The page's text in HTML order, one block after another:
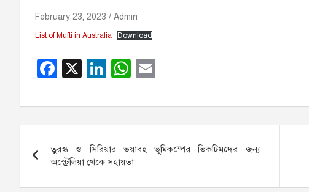
February 23, 2023 Admin
List of Mufti in Australia Download
F
c
b
o
o
X
Li
k
dI
n
W
at
A
p
p
ail
navigation
তুরস্ক ও সিরিয়ার ভয়াবহ ভূমিকম্পের ভিকটিমদের জন্য
অস্ট্রেলিয়া থেকে সহায়তা